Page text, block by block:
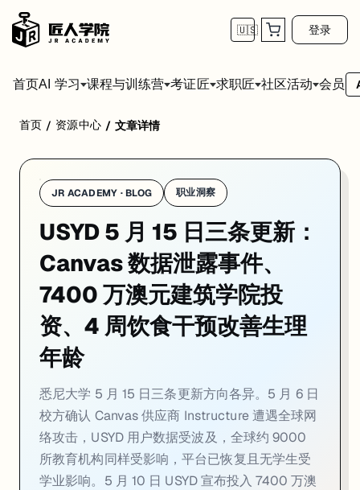
🇺🇸 登录
首页AI 学习 课程与训练营 考证匠 求职匠 社区活动 会员
学校：悉尼大学 / University of Sydney
悉尼大学 5 月 15 日三条更新方向各异。5 月 6 日校方确认 Canvas
01. USYD Canvas 第三方网络安全事件：学生
：2026 年 5 月 6 日，悉尼大学确认 Canvas 供应商
2026 年 5 月 6 日，悉尼大学发布官方通告，确认 Canvas 学习管理
在学业影响方面，悉尼大学表示未发现校方内部系统受到任何损害，
对所有在读学生，安全意识提示至关重要：供应链安全事件发生后，
来源： USYD News · 2026-05-06
：2026 年 5 月 10 日，悉尼大学宣布投入7400 万澳元，专项
2026 年 5 月 10 日，悉尼大学宣布将投入 7400 万澳元，专项用于建
在建筑设计理念上，新综合楼将融入被动式节能和可再生能源策略，
首页 / 资源中心 / 文章详情
JR ACADEMY · BLOG 职业洞察
USYD 5 月 15 日三条更新：
Canvas 数据泄露事件、
7400 万澳元建筑学院投
资、4 周饮食干预改善生理
年龄
悉尼大学 5 月 15 日三条更新方向各异。5 月 6 日
校方确认 Canvas 供应商 Instructure 遭遇全球网
络攻击，USYD 用户数据受波及，全球约 9000
所教育机构同样受影响，平台已恢复且无学生受
学业影响。5 月 10 日 USYD 宣布投入 7400 万澳